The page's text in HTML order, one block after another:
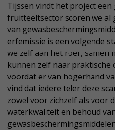
Tijssen vindt het project een
fruitteeltsector scoren we al
van
erfemissie is een volgende
we zelf aan het roer, samen
kunnen zelf naar praktische
voordat er van hogerhand
vind dat iedere teler deze
zowel voor zichzelf als voor
waterkwaliteit en behoud van